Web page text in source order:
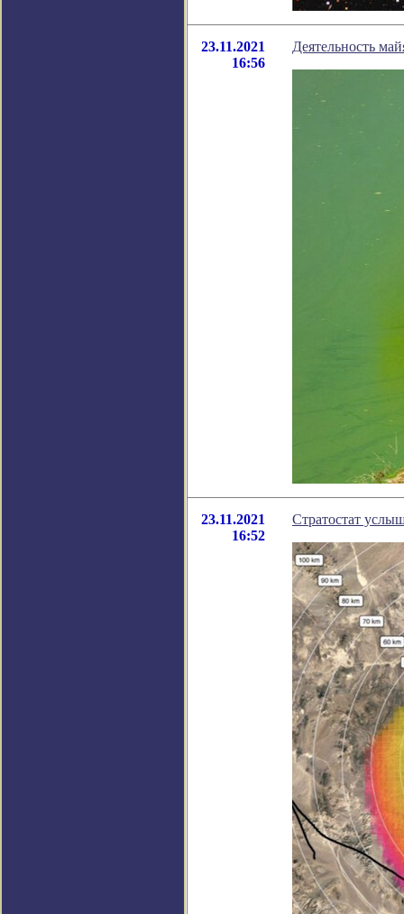
23.11.2021
16:56
Деятельность
23.11.2021
16:52
Стратостат